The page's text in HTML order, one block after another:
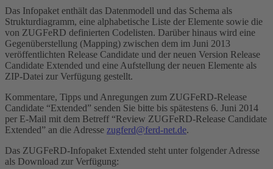
Das Infopaket enthält das Datenmodell und das Schema als
Strukturdiagramm, eine alphabetische Liste der Elemente sowie die
von ZUGFeRD definierten Codelisten. Darüber hinaus wird eine
Gegenüberstellung (Mapping) zwischen dem im Juni 2013
veröffentlichten Release Candidate und der neuen Version Release
Candidate Extended und eine Aufstellung der neuen Elemente als
ZIP-Datei zur Verfügung gestellt.
Kommentare, Tipps und Anregungen zum ZUGFeRD-Release
Candidate “Extended” senden Sie bitte bis spätestens 6. Juni 2014
per E-Mail mit dem Betreff “Review ZUGFeRD-Release Candidate
Extended” an die Adresse zugferd@ferd-net.de.
Das ZUGFeRD-Infopaket Extended steht unter folgender Adresse
als Download zur Verfügung: